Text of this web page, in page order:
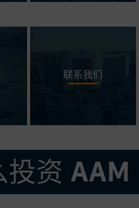
联系我们
投资 AAM